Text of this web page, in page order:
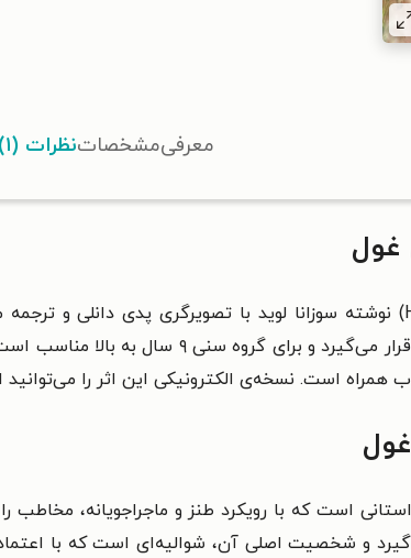
معرفیمشخصاتنظرات (۱)
غول
نوشته سوزانا لوید با تصویرگری پدی دانلی و
دسته‌ی داستان‌های ماجراجویانه و
است. نسخه‌ی الکترونیکی این اثر را می‌توانید
است که با رویکرد طنز و ماجراجویانه، مخاطب
و شخصیت اصلی آن، شوالیه‌ای است که با